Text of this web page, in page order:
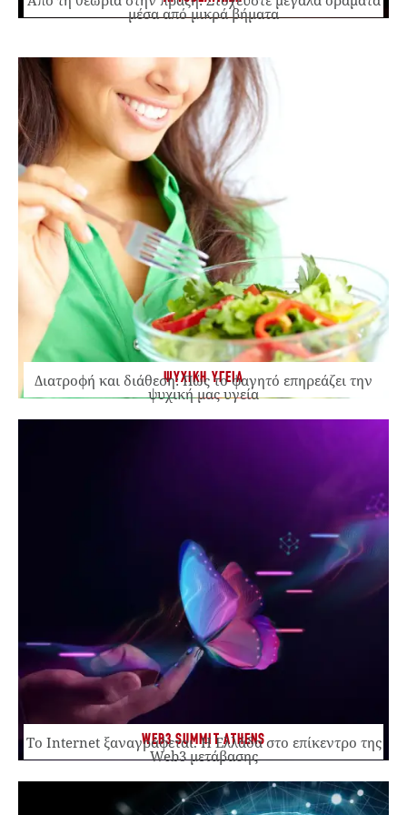
μέσα από μικρά βήματα
ΨΥΧΙΚΗ ΥΓΕΙΑ
Διατροφή και διάθεση: Πώς το φαγητό επηρεάζει την
ψυχική μας υγεία
WEB3 SUMMIT ATHENS
Το Internet ξαναγράφεται. Η Ελλάδα στο επίκεντρο της
Web3 μετάβασης